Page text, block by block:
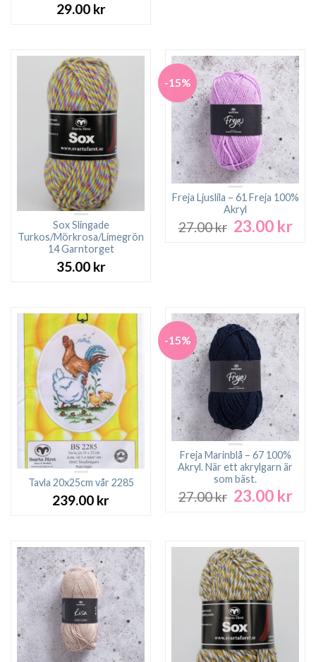
29.00 kr
Sox Slingade
Turkos/Mörkrosa/Limegrön
14 Garntorget
35.00 kr
-15%
Freja Ljuslila – 61 Freja 100%
Akryl
27.00kr Det
23.00 krDet
Tavla 20x25cm vår 2285
239.00 kr
-15%
Freja Marinblå – 67 100%
Akryl. När ett akrylgarn är
som bäst.
27.00kr Det
27.00 kr.
23.00 krDet